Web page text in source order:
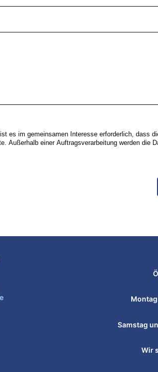
es im gemeinsamen Interesse erforderlich, dass
Außerhalb einer Auftragsverarbeitung werden
Samstag
Wir